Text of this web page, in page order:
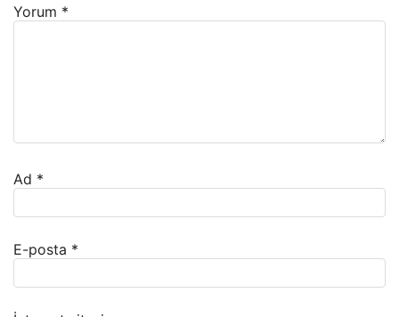
Yorum *
Ad *
E-posta *